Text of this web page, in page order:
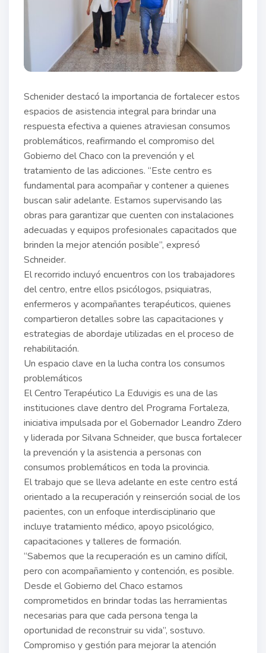
Schenider destacó la importancia de fortalecer estos
espacios de asistencia integral para brindar una
respuesta efectiva a quienes atraviesan consumos
problemáticos, reafirmando el compromiso del
Gobierno del Chaco con la prevención y el
tratamiento de las adicciones. “Este centro es
fundamental para acompañar y contener a quienes
buscan salir adelante. Estamos supervisando las
obras para garantizar que cuenten con instalaciones
adecuadas y equipos profesionales capacitados que
brinden la mejor atención posible”, expresó
Schneider.
El recorrido incluyó encuentros con los trabajadores
del centro, entre ellos psicólogos, psiquiatras,
enfermeros y acompañantes terapéuticos, quienes
compartieron detalles sobre las capacitaciones y
estrategias de abordaje utilizadas en el proceso de
rehabilitación.
Un espacio clave en la lucha contra los consumos
problemáticos
El Centro Terapéutico La Eduvigis es una de las
instituciones clave dentro del Programa Fortaleza,
iniciativa impulsada por el Gobernador Leandro Zdero
y liderada por Silvana Schneider, que busca fortalecer
la prevención y la asistencia a personas con
consumos problemáticos en toda la provincia.
El trabajo que se lleva adelante en este centro está
orientado a la recuperación y reinserción social de los
pacientes, con un enfoque interdisciplinario que
incluye tratamiento médico, apoyo psicológico,
capacitaciones y talleres de formación.
“Sabemos que la recuperación es un camino difícil,
pero con acompañamiento y contención, es posible.
Desde el Gobierno del Chaco estamos
comprometidos en brindar todas las herramientas
necesarias para que cada persona tenga la
oportunidad de reconstruir su vida”, sostuvo.
Compromiso y gestión para mejorar la atención